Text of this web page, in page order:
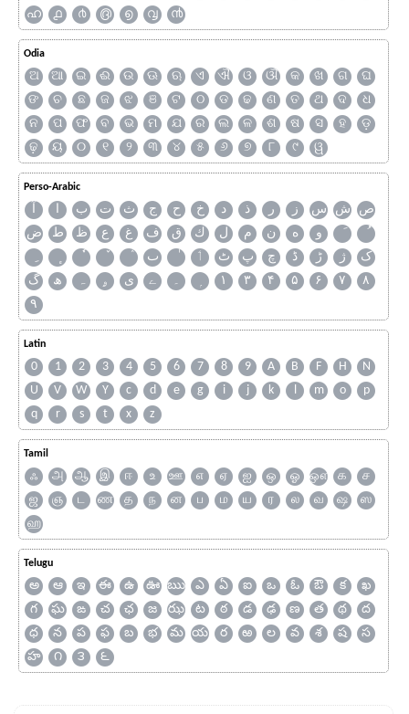
ഹ
൧ ൪ ൫ ൭ ൮ ൯
Odia
ଅ ଆ ଇ ଈ ଉ ଊ ଋ ଏ ଐ ଓ ଔ କ ଖ ଗ
ଘ
ଙ
ଚ ଛ ଜ ଝ ଞ ଟ ଠ ଡ ଢ ଣ ତ ଥ ଦ
ଧ
ନ
ପ ଫ ବ ଭ ମ ଯ ର ଲ ଳ ଶ ଷ ସ ହ
ଡ଼
ଢ଼
ୟ ୦ ୧ ୨ ୩ ୪ ୫ ୬ ୭ ୮ ୯ ୱ
Perso-Arabic
آ ا ب ت ث ج ح خ د ذ ر ز س ش ص
ض
ط ظ ع غ ف ق ك ل م ن ه
و
ٮ
ٲ ٹ پ چ ڈ ڑ ژ
ک
گ
ھ ہ ۄ ی ے ۔ ۱ ۳ ۴ ۵ ۶ ۷
۸
۹
Latin
0 1 2 3 4 5 6 7 8 9 A B F H
N
U
V W Y c d e g i j k l m o
p
q
r s t x z
Tamil
ஃ அ ஆ இ ஈ உ ஊ எ ஏ ஐ ஒ ஓ ஔ க
ச
ஜ
ஞ ட ண த ந ன ப ம ய ர ல வ ஷ
ஸ
ஹ
Telugu
అ ఆ ఇ ఈ ఉ ఊ ఋ ఎ ఏ ఐ ఒ ఓ ఔ క
ఖ
గ
ఘ ఙ చ ఛ జ ఝ ట ఠ డ ఢ ణ త థ
ద
ధ
న ప ఫ బ భ మ య ర ఱ ల వ శ ష
స
హ
౧ ౩ ౬